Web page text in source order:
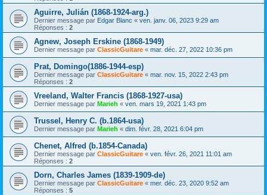
Aguirre, Julián (1868-1924-arg.)
Dernier message par Edgar Blanc « ven. janv. 06, 2023 9:29 am
Réponses : 2
Agnew, Joseph Erskine (1868-1949)
Dernier message par ClassicGuitare « mar. déc. 27, 2022 10:36 pm
Prat, Domingo(1886-1944-esp)
Dernier message par ClassicGuitare « mar. nov. 15, 2022 2:43 pm
Réponses : 2
Vreeland, Walter Francis (1868-1927-usa)
Dernier message par Marieh « ven. mars 19, 2021 1:43 pm
Trussel, Henry C. (b.1864-usa)
Dernier message par Marieh « dim. févr. 28, 2021 6:04 pm
Chenet, Alfred (b.1854-Canada)
Dernier message par ClassicGuitare « ven. févr. 26, 2021 11:01 am
Réponses : 2
Dorn, Charles James (1839-1909-de)
Dernier message par ClassicGuitare « mer. déc. 23, 2020 9:52 am
Réponses : 5